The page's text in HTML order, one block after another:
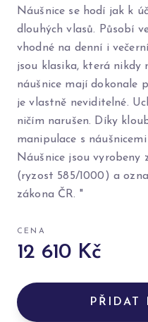
Náušnice se hodí jak k
dlouhých vlasů. Působí
vhodné na denní i
jsou klasika, která nikdy
náušnice mají dokonale
je vlastně neviditelné.
ničím narušen. Díky
manipulace s
Náušnice jsou vyrobeny
(ryzost 585/1000) a
zákona ČR. "
CENA
12 610 Kč
PŘIDAT